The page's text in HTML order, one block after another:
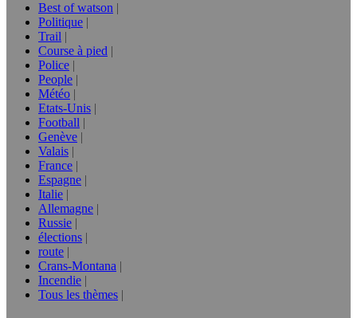
Best of watson
Politique
Trail
Course à pied
Police
People
Météo
Etats-Unis
Football
Genève
Valais
France
Espagne
Italie
Allemagne
Russie
élections
route
Crans-Montana
Incendie
Tous les thèmes